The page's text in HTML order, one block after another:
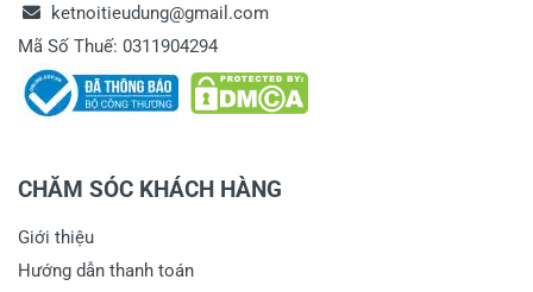
ketnoitieudung@gmail.com
Mã Số Thuế: 0311904294
CHĂM SÓC KHÁCH HÀNG
Giới thiệu
Hướng dẫn thanh toán